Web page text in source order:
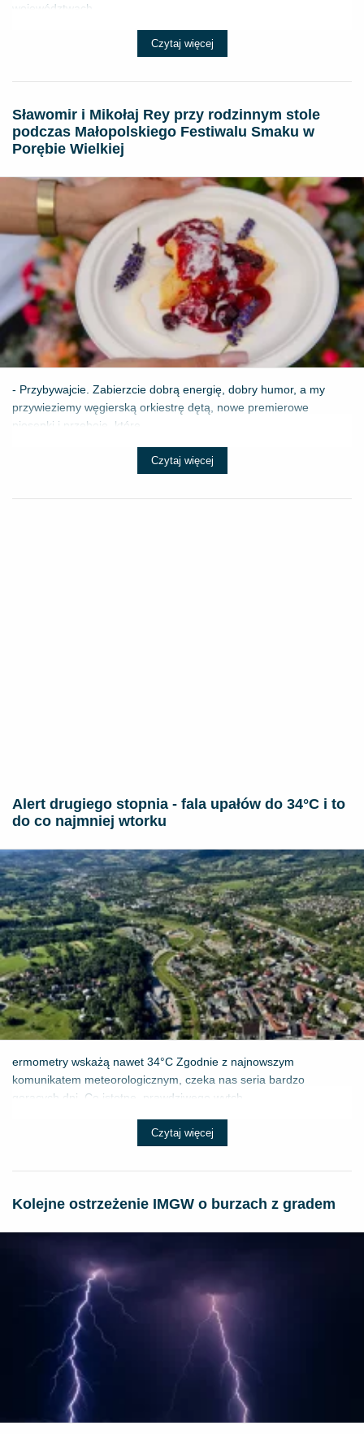
województwach...
Czytaj więcej
Sławomir i Mikołaj Rey przy rodzinnym stole
podczas Małopolskiego Festiwalu Smaku w
Porębie Wielkiej
- Przybywajcie. Zabierzcie dobrą energię, dobry humor, a my
przywieziemy węgierską orkiestrę dętą, nowe premierowe
piosenki i przeboje, które ...
Czytaj więcej
Alert drugiego stopnia - fala upałów do 34°C i to
do co najmniej wtorku
ermometry wskażą nawet 34°C Zgodnie z najnowszym
komunikatem meteorologicznym, czeka nas seria bardzo
gorących dni. Co istotne, prawdziwego wytch...
Czytaj więcej
Kolejne ostrzeżenie IMGW o burzach z gradem